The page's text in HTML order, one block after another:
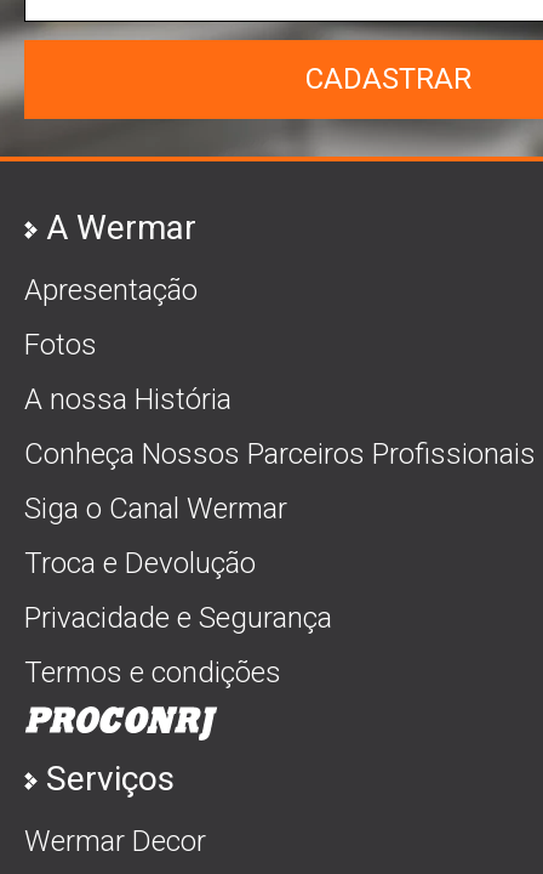
CADASTRAR
A Wermar
Apresentação
Fotos
A nossa História
Conheça Nossos Parceiros Profissionais
Siga o Canal Wermar
Troca e Devolução
Privacidade e Segurança
Termos e condições
Serviços
Wermar Decor